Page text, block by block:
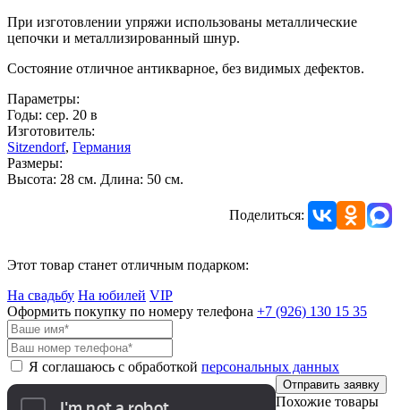
При изготовлении упряжи использованы металлические
цепочки и металлизированный шнур.
Состояние отличное антикварное, без видимых дефектов.
Параметры:
Годы: сер. 20 в
Изготовитель:
Sitzendorf, Германия
Размеры:
Высота: 28 см. Длина: 50 см.
Поделиться:
Этот товар станет отличным подарком:
На свадьбу На юбилей VIP
Оформить покупку по номеру телефона +7 (926) 130 15 35
Я соглашаюсь с обработкой персональных данных
Отправить заявку
Похожие товары